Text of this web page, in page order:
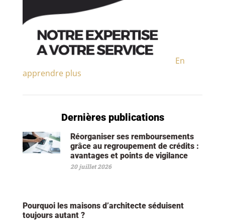
En
apprendre plus
Dernières publications
Réorganiser ses remboursements
grâce au regroupement de crédits :
avantages et points de vigilance
20 juillet 2026
Pourquoi les maisons d’architecte séduisent
toujours autant ?